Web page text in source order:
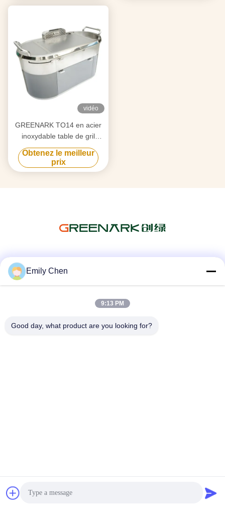
Grill Table
vidéo
GREENARK TO14 en acier
inoxydable table de gril
mobile Teppanyaki 8KW
Obtenez le meilleur
prix
fournisseur. 2016-2026 Shanghai Chuanglv Catering Equipment
Co., Ltd Tous les droits réservés.
Emily Chen
9:13 PM
Good day, what product are you looking for?